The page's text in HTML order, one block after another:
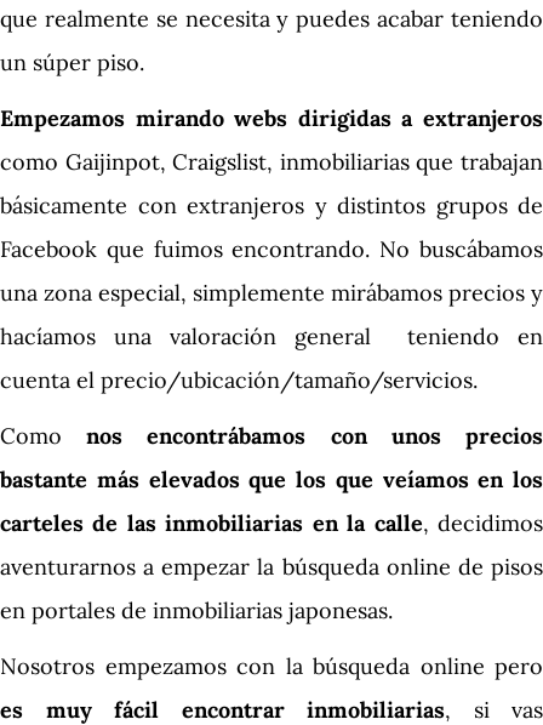
que realmente se necesita y puedes acabar teniendo
un súper piso.
Empezamos mirando webs dirigidas a extranjeros
como Gaijinpot, Craigslist, inmobiliarias que trabajan
básicamente con extranjeros y distintos grupos de
Facebook que fuimos encontrando. No buscábamos
una zona especial, simplemente mirábamos precios y
hacíamos una valoración general teniendo en
cuenta el precio/ubicación/tamaño/servicios.
Comonos encontrábamos con unos precios
bastante más elevados que los que veíamos en los
carteles de las inmobiliarias en la calle, decidimos
aventurarnos a empezar la búsqueda online de pisos
en portales de inmobiliarias japonesas.
Nosotros empezamos con la búsqueda online pero
es muy fácil encontrar inmobiliarias, si vas